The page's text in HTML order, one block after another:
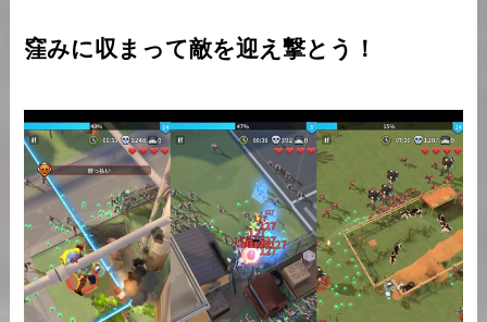
窪みに収まって敵を迎え撃とう！